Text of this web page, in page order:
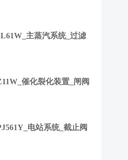
主蒸汽系统_过滤
催化裂化装置_闸阀
电站系统_截止阀